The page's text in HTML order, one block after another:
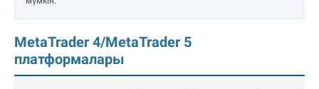
MetaTrader 4/MetaTrader 5
платформалары